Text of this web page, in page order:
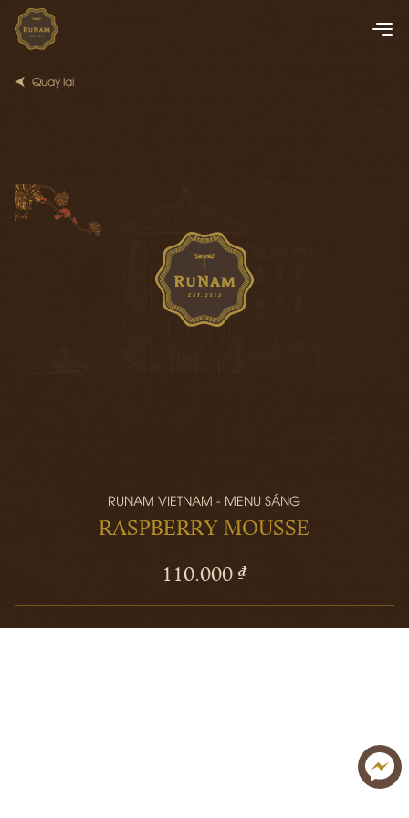
Quay lại
RUNAM VIETNAM - MENU SÁNG
RASPBERRY MOUSSE
110.000 ₫